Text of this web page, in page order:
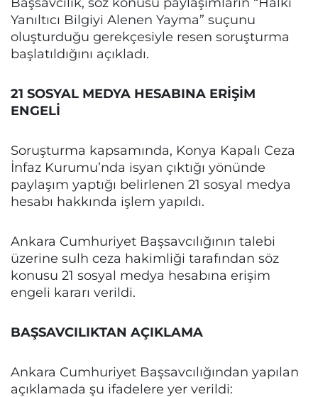
Yanıltıcı Bilgiyi Alenen Yayma” suçunu
oluşturduğu gerekçesiyle resen soruşturma
başlatıldığını açıkladı.
21 SOSYAL MEDYA HESABINA ERİŞİM
ENGELİ
Soruşturma kapsamında, Konya Kapalı Ceza
İnfaz Kurumu’nda isyan çıktığı yönünde
paylaşım yaptığı belirlenen 21 sosyal medya
hesabı hakkında işlem yapıldı.
Ankara Cumhuriyet Başsavcılığının talebi
üzerine sulh ceza hakimliği tarafından söz
konusu 21 sosyal medya hesabına erişim
engeli kararı verildi.
BAŞSAVCILIKTAN AÇIKLAMA
Ankara Cumhuriyet Başsavcılığından yapılan
açıklamada şu ifadelere yer verildi: